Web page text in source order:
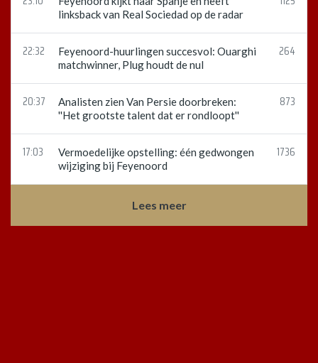
linksback van Real Sociedad op de radar
22:32
Feyenoord-huurlingen succesvol: Ouarghi
matchwinner, Plug houdt de nul
264
20:37
Analisten zien Van Persie doorbreken:
''Het grootste talent dat er rondloopt''
873
17:03
Vermoedelijke opstelling: één gedwongen
wijziging bij Feyenoord
1736
Lees meer